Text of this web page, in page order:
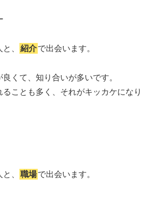
、 紹介で出会います。
くて、知り合いが多いです。
ことも多く、それがキッカケになり
、 職場で出会います。